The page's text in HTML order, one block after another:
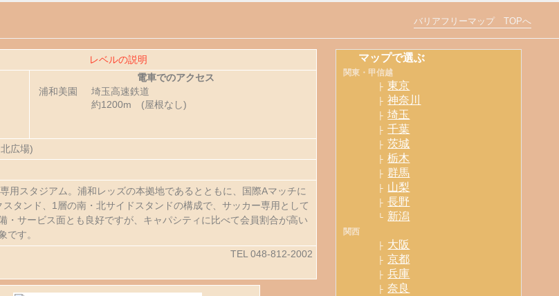
バリアフリーマップ TOPへ
レベルの説明
電車でのアクセス
浦和美園
埼玉高速鉄道
約1200m (屋根なし)
広場)
用スタジアム。浦和レッズの本拠地であるとともに、国際Aマッチに
タンド、1層の南・北サイドスタンドの構成で、サッカー専用として
サービス面とも良好ですが、キャパシティに比べて会員割合が高い
です。
TEL 048-812-2002
マップで選ぶ
関東・甲信越
├ 東京
├ 神奈川
├ 埼玉
├ 千葉
├ 茨城
├ 栃木
├ 群馬
├ 山梨
├ 長野
└ 新潟
関西
├ 大阪
├ 京都
├ 兵庫
├ 奈良